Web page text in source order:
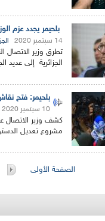
بلحيمر يجدد عزم
14 سبتمبر 2020
تطرق وزير الاتصال
الجزائرية إلى عديد
بلحيمر: فتح
10 سبتمبر 2020
كشف وزير الاتصال
مشروع تعديل
الصفحة الأولى